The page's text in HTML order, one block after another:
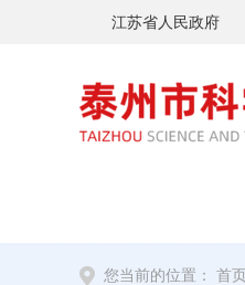
江苏省人民政府
您当前的位置： 首页